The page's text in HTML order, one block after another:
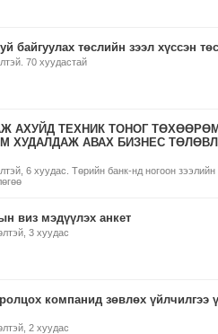
байгуулах төслийн зээл хүссэн
70 хуудастай
АХУЙД ТЕХНИК ТОНОГ
ХУДАЛДАЖ АВАХ БИЗНЕС
6 хуудас. Төрийн банк-нд ногоон
виз мэдүүлэх анкет
3 хуудас
компанид зөвлөх үйлчилгээ
2 хуудас